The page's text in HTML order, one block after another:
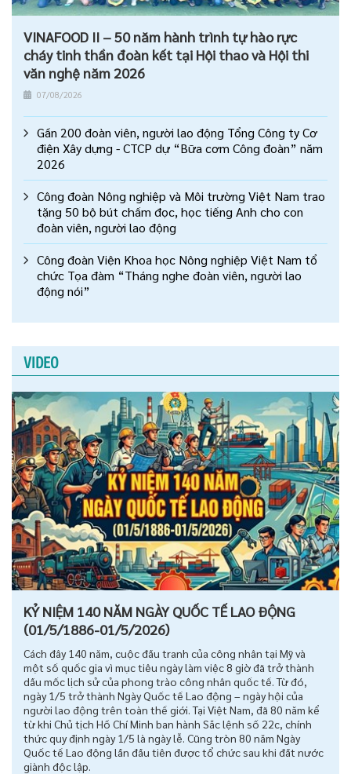
VINAFOOD II – 50 năm hành trình tự hào rực
cháy tinh thần đoàn kết tại Hội thao và Hội thi
văn nghệ năm 2026
07/08/2026
Gần 200 đoàn viên, người lao động Tổng Công ty Cơ
điện Xây dựng - CTCP dự “Bữa cơm Công đoàn” năm
2026
Công đoàn Nông nghiệp và Môi trường Việt Nam trao
tặng 50 bộ bút chấm đọc, học tiếng Anh cho con
đoàn viên, người lao động
Công đoàn Viện Khoa học Nông nghiệp Việt Nam tổ
chức Tọa đàm “Tháng nghe đoàn viên, người lao
động nói”
VIDEO
KỶ NIỆM 140 NĂM NGÀY QUỐC TẾ LAO ĐỘNG
(01/5/1886-01/5/2026)
Cách đây 140 năm, cuộc đấu tranh của công nhân tại Mỹ và
một số quốc gia vì mục tiêu ngày làm việc 8 giờ đã trở thành
dấu mốc lịch sử của phong trào công nhân quốc tế. Từ đó,
ngày 1/5 trở thành Ngày Quốc tế Lao động – ngày hội của
người lao động trên toàn thế giới. Tại Việt Nam, đã 80 năm kể
từ khi Chủ tịch Hồ Chí Minh ban hành Sắc lệnh số 22c, chính
thức quy định ngày 1/5 là ngày lễ. Cũng tròn 80 năm Ngày
Quốc tế Lao động lần đầu tiên được tổ chức sau khi đất nước
giành độc lập.